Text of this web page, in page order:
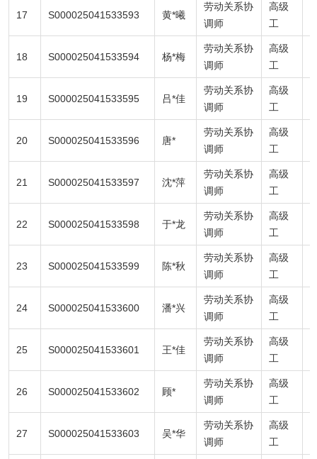
17 S000025041533593 黄*曦
劳动关系协
调师
高级
工
18 S000025041533594 杨*梅
劳动关系协
调师
高级
工
19 S000025041533595 吕*佳
劳动关系协
调师
高级
工
20 S000025041533596 唐*
劳动关系协
调师
高级
工
21 S000025041533597 沈*萍
劳动关系协
调师
高级
工
22 S000025041533598 于*龙
劳动关系协
调师
高级
工
23 S000025041533599 陈*秋
劳动关系协
调师
高级
工
24 S000025041533600 潘*兴
劳动关系协
调师
高级
工
25 S000025041533601 王*佳
劳动关系协
调师
高级
工
26 S000025041533602 顾*
劳动关系协
调师
高级
工
27 S000025041533603 吴*华
劳动关系协
调师
高级
工